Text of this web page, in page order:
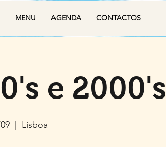
MENU AGENDA CONTACTOS
e 2000's
Lisboa